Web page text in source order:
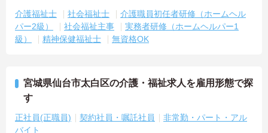
介護福祉士 社会福祉士
介護職員初任者研修（ホームヘル
パー2級）
社会福祉主事
実務者研修（ホームヘルパー1
級）
精神保健福祉士 無資格OK
宮城県仙台市太白区の介護・福祉求人を雇用形態で探
す
正社員(正職員) 契約社員・嘱託社員
非常勤・パート・アル
バイト